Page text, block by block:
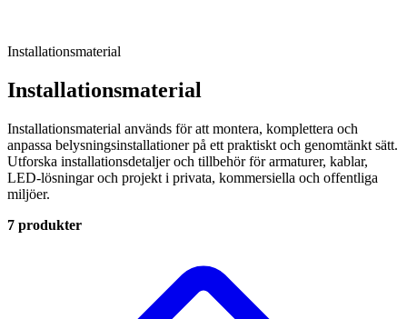
Installationsmaterial
Installationsmaterial
Installationsmaterial används för att montera, komplettera och
anpassa belysningsinstallationer på ett praktiskt och genomtänkt sätt.
Utforska installationsdetaljer och tillbehör för armaturer, kablar,
LED-lösningar och projekt i privata, kommersiella och offentliga
miljöer.
7 produkter